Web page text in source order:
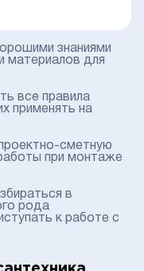
знаниями
материалов для
все правила
применять на
сметную
при монтаже
в
рода
к работе с